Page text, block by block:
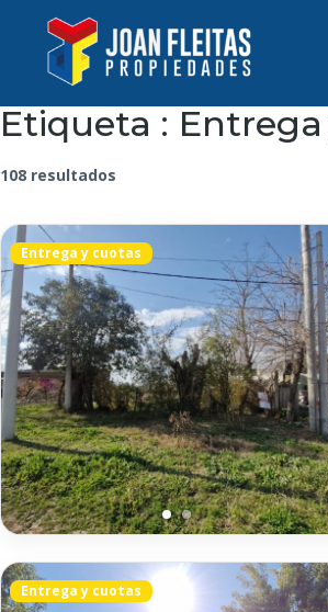
Etiqueta :
108 resultados
Entrega y cuotas
Entrega y cuotas